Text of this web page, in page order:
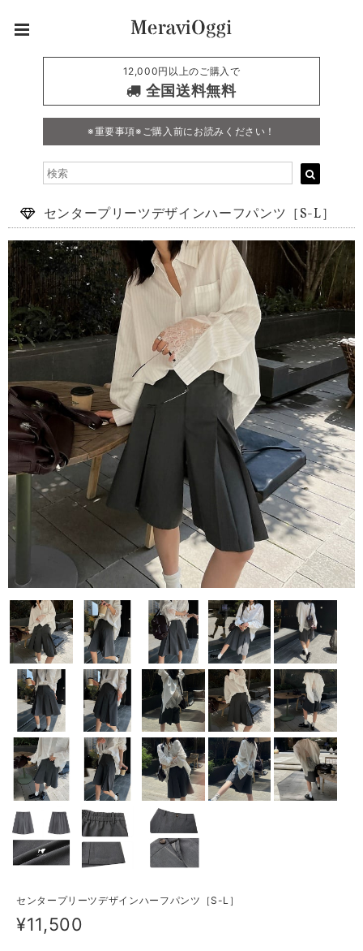
12,000円以上のご購入で
全国送料無料
※重要事項※ご購入前にお読みください！
センタープリーツデザインハーフパンツ［S-L］
センタープリーツデザインハーフパンツ［S-L］
¥11,500